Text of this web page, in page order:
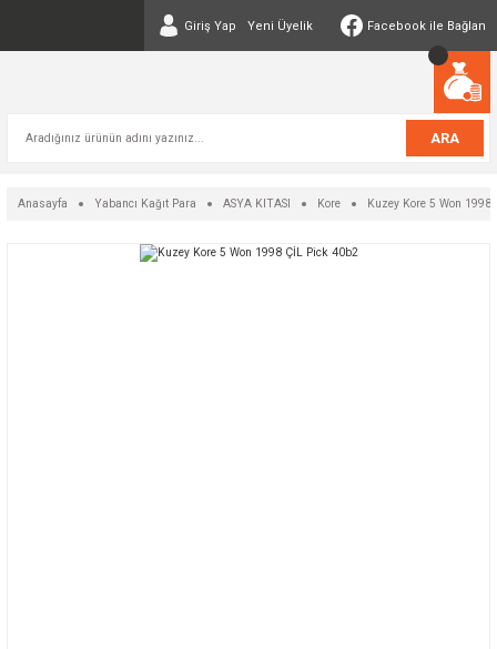
Giriş Yap Yeni Üyelik Facebook ile Bağlan
ARA
Anasayfa Yabancı Kağıt Para ASYA KITASI Kore Kuzey Kore 5 Won 1998